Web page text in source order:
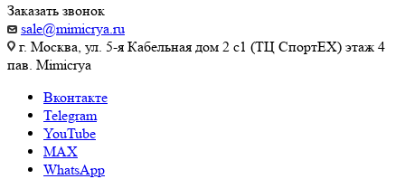
Заказать звонок
sale@mimicrya.ru
г. Москва, ул. 5-я Кабельная дом 2 с1 (ТЦ СпортEX) этаж 4
пав. Mimicrya
Вконтакте
Telegram
YouTube
MAX
WhatsApp